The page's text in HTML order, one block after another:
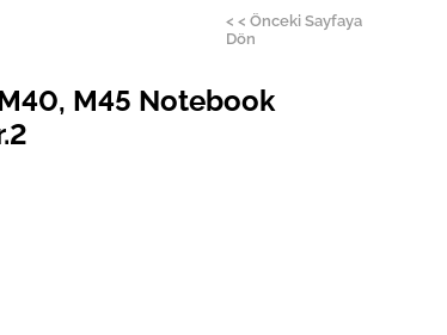
< < Önceki Sayfaya
Dön
M45 Notebook